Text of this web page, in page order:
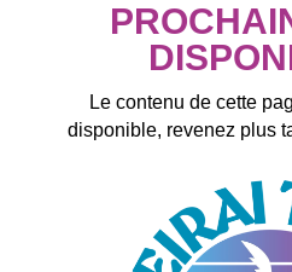
Le contenu de cette
disponible, revenez plus